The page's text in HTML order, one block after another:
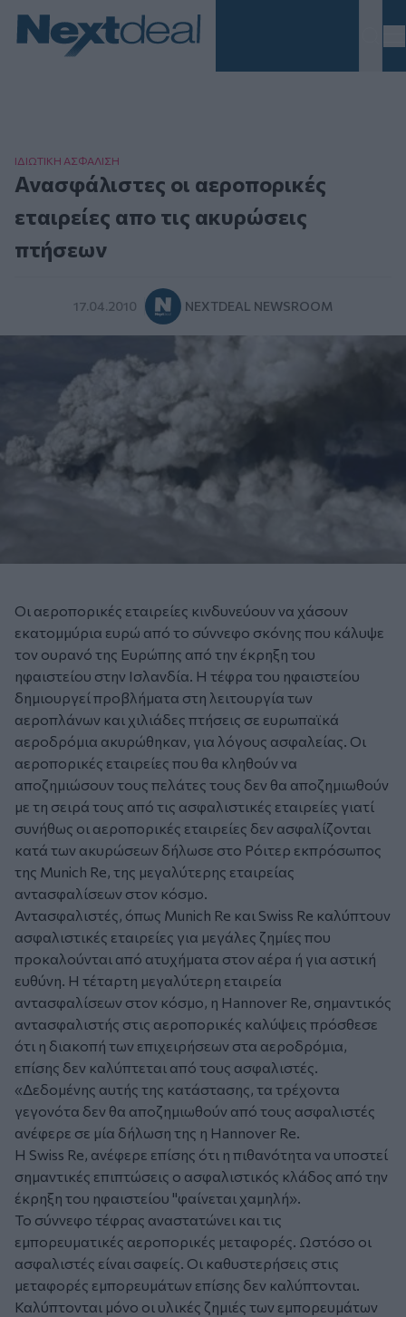
ΙΔΙΩΤΙΚΗ ΑΣΦAΛΙΣΗ
Ανασφάλιστες οι αεροπορικές
εταιρείες απο τις ακυρώσεις
πτήσεων
17.04.2010 NEXTDEAL NEWSROOM
Οι αεροπορικές εταιρείες κινδυνεύουν να χάσουν
εκατομμύρια ευρώ από το σύννεφο σκόνης που κάλυψε
τον ουρανό της Ευρώπης από την έκρηξη του
ηφαιστείου στην Ισλανδία. Η τέφρα του ηφαιστείου
δημιουργεί προβλήματα στη λειτουργία των
αεροπλάνων και χιλιάδες πτήσεις σε ευρωπαϊκά
αεροδρόμια ακυρώθηκαν, για λόγους ασφαλείας. Οι
αεροπορικές εταιρείες που θα κληθούν να
αποζημιώσουν τους πελάτες τους δεν θα αποζημιωθούν
με τη σειρά τους από τις ασφαλιστικές εταιρείες γιατί
συνήθως οι αεροπορικές εταιρείες δεν ασφαλίζονται
κατά των ακυρώσεων δήλωσε στο Ρόιτερ εκπρόσωπος
της Munich Re, της μεγαλύτερης εταιρείας
αντασφαλίσεων στον κόσμο.
Αντασφαλιστές, όπως Munich Re και Swiss Re καλύπτουν
ασφαλιστικές εταιρείες για μεγάλες ζημίες που
προκαλούνται από ατυχήματα στον αέρα ή για αστική
ευθύνη. Η τέταρτη μεγαλύτερη εταιρεία
αντασφαλίσεων στον κόσμο, η Hannover Re, σημαντικός
αντασφαλιστής στις αεροπορικές καλύψεις πρόσθεσε
ότι η διακοπή των επιχειρήσεων στα αεροδρόμια,
επίσης δεν καλύπτεται από τους ασφαλιστές.
«Δεδομένης αυτής της κατάστασης, τα τρέχοντα
γεγονότα δεν θα αποζημιωθούν από τους ασφαλιστές
ανέφερε σε μία δήλωση της η Hannover Re.
Η Swiss Re, ανέφερε επίσης ότι η πιθανότητα να υποστεί
σημαντικές επιπτώσεις ο ασφαλιστικός κλάδος από την
έκρηξη του ηφαιστείου "φαίνεται χαμηλή».
Το σύννεφο τέφρας αναστατώνει και τις
εμπορευματικές αεροπορικές μεταφορές. Ωστόσο οι
ασφαλιστές είναι σαφείς. Οι καθυστερήσεις στις
μεταφορές εμπορευμάτων επίσης δεν καλύπτονται.
Καλύπτονται μόνο οι υλικές ζημιές των εμπορευμάτων